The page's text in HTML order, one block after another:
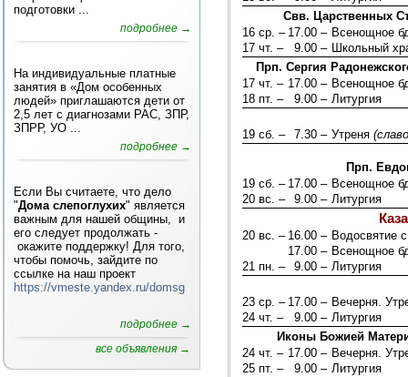
подготовки ...
подробнее →
На индивидуальные платные
занятия в «Дом особенных
людей» приглашаются дети от
2,5 лет с диагнозами РАС, ЗПР,
ЗПРР, УО ...
подробнее →
Если Вы считаете, что дело
"Дома слепоглухих" является
важным для нашей общины, и
его следует продолжать -
окажите поддержку! Для того,
чтобы помочь, зайдите по
ссылке на наш проект
https://vmeste.yandex.ru/domsg
подробнее →
все объявления →
Свв. Царственных
16 ср. – 17.00 – Всенощное
17 чт. –
9.00 – Школьный
Прп. Сергия
17 чт. – 17.00 – Всенощное
18 пт. –
9.00 – Литургия
19 сб. – 7.30 – Утреня
Прп.
19 сб. – 17.00 – Всенощное
20 вс. –
9.00 – Литургия
20 вс. – 16.00 – Водосвятие
17.00 – Всенощное
21 пн. –
9.00 – Литургия
23 ср. – 17.00 – Вечерня.
24 чт. –
9.00 – Литургия
Иконы Божией
24 чт. – 17.00 – Вечерня.
25 пт. –
9.00 – Литургия